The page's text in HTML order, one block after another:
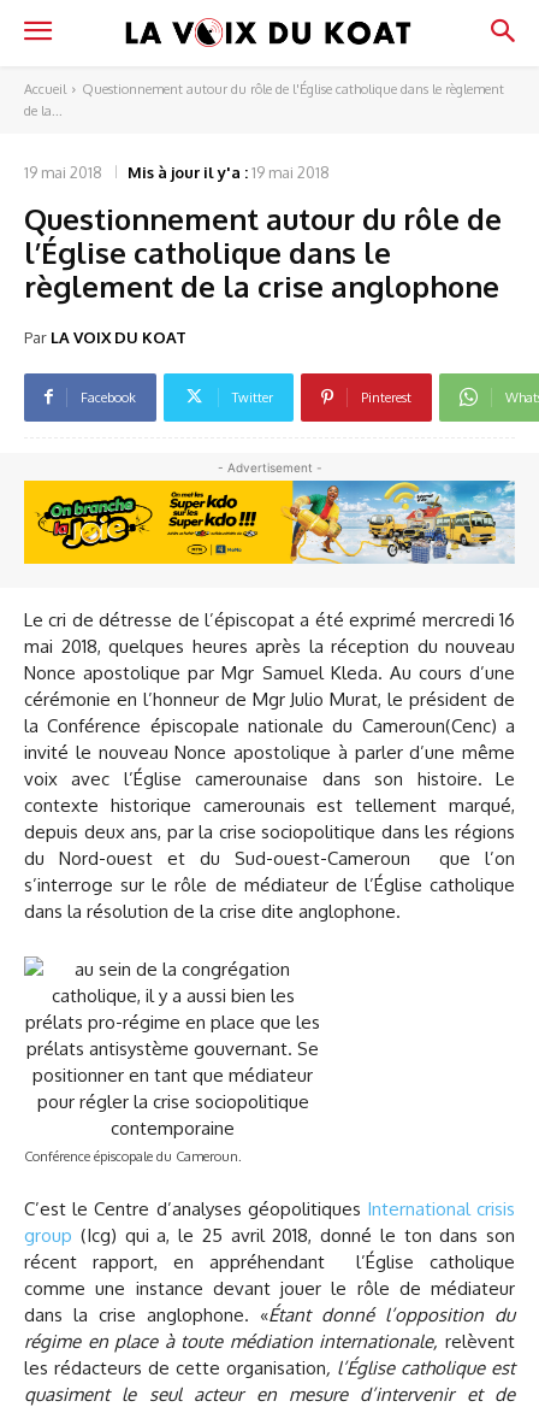
Accueil
Questionnement autour du rôle de l'Église catholique dans le règlement
de la...
19 mai 2018 Mis à jour il y'a :19 mai 2018
Questionnement autour du rôle de
l’Église catholique dans le
règlement de la crise anglophone
Par LA VOIX DU KOAT
Facebook Twitter Pinterest
- Advertisement -
Le cri de détresse de l’épiscopat a été exprimé mercredi 16
mai 2018, quelques heures après la réception du nouveau
Nonce apostolique par Mgr Samuel Kleda. Au cours d’une
cérémonie en l’honneur de Mgr Julio Murat, le président de
la Conférence épiscopale nationale du Cameroun(Cenc) a
invité le nouveau Nonce apostolique à parler d’une même
voix avec l’Église camerounaise dans son histoire. Le
contexte historique camerounais est tellement marqué,
depuis deux ans, par la crise sociopolitique dans les régions
du Nord-ouest et du Sud-ouest-Cameroun que l’on
s’interroge sur le rôle de médiateur de l’Église catholique
dans la résolution de la crise dite anglophone.
Conférence épiscopale du Cameroun.
C’est le Centre d’analyses géopolitiques International crisis
group (Icg) qui a, le 25 avril 2018, donné le ton dans son
récent rapport, en appréhendant l’Église catholique
comme une instance devant jouer le rôle de médiateur
dans la crise anglophone. «Étant donné l’opposition du
régime en place à toute médiation internationale, relèvent
les rédacteurs de cette organisation, l’Église catholique est
quasiment le seul acteur en mesure d’intervenir et de